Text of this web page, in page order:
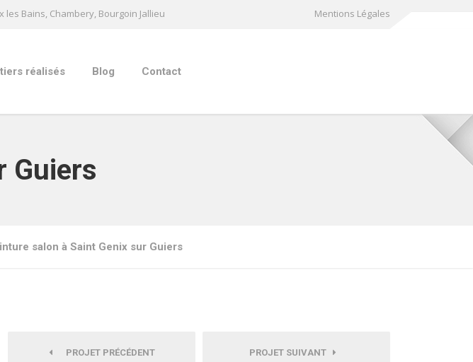
Bains, Chambery, Bourgoin Jallieu Mentions Légales
réalisés Blog Contact
Guiers
salon à Saint Genix sur Guiers
PROJET PRÉCÉDENT PROJET SUIVANT